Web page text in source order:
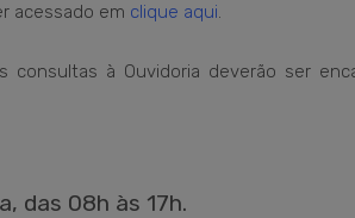
acessado em clique aqui.
consultas à Ouvidoria deverão ser
das 08h às 17h.